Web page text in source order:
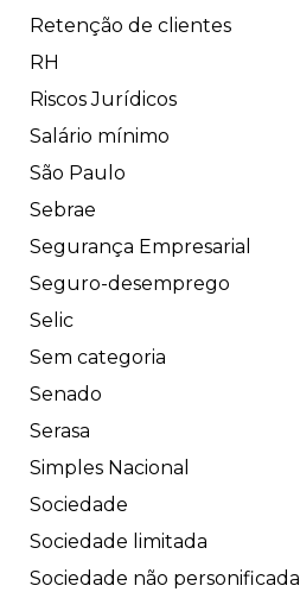
Retenção de clientes
RH
Riscos Jurídicos
Salário mínimo
São Paulo
Sebrae
Segurança Empresarial
Seguro-desemprego
Selic
Sem categoria
Senado
Serasa
Simples Nacional
Sociedade
Sociedade limitada
Sociedade não personificada